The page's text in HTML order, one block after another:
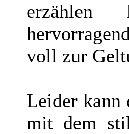
voll zur
Leider kann
mit dem